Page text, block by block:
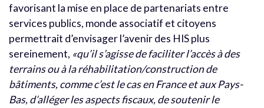
favorisant la mise en place de partenariats entre
services publics, monde associatif et citoyens
permettrait d’envisager l’avenir des HIS plus
sereinement, «qu’il s’agisse de faciliter l’accès à des
terrains ou à la réhabilitation/construction de
bâtiments, comme c’est le cas en France etaux Pays-
Bas, d’alléger les aspects fiscaux, de soutenir le